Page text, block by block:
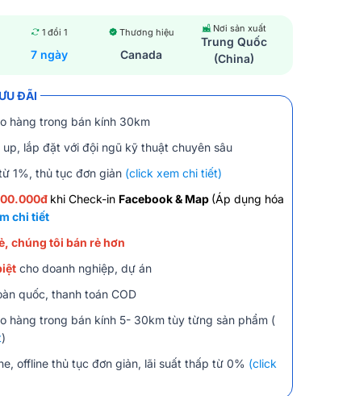
1 đổi 1
7 ngày
Thương hiệu
Canada
Nơi sản xuất
Trung Quốc
(China)
ĐÃI
hàng trong bán kính 30km
up, lắp đặt với đội ngũ kỹ thuật chuyên sâu
1%, thủ tục đơn giản (click xem chi tiết)
khi Check-in Facebook & Map (Áp dụng hóa
chi tiết
chúng tôi bán rẻ hơn
cho doanh nghiệp, dự án
quốc, thanh toán COD
hàng trong bán kính 5- 30km tùy từng sản phẩm (
)
offline thủ tục đơn giản, lãi suất thấp từ 0% (click